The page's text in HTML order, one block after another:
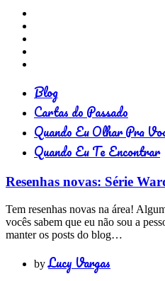
Blog
Cartas do Passado
Quando Eu Olhar Pra
Quando Eu Te Encontrar
Resenhas novas: Série
Tem resenhas novas na área!
vocês sabem que eu não sou a
manter os posts do blog…
byLucy Vargas